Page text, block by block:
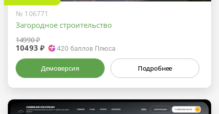
№ 106771
Загородное строительство
14990 ₽
10493 ₽ 420 баллов Плюса
Демоверсия Подробнее